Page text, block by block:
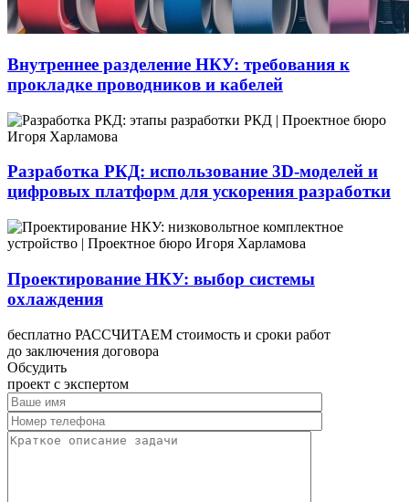
Внутреннее разделение НКУ: требования к
прокладке проводников и кабелей
Разработка РКД: использование 3D-моделей и
цифровых платформ для ускорения разработки
Проектирование НКУ: выбор системы
охлаждения
бесплатно РАССЧИТАЕМ стоимость и сроки работ
до заключения договора
Обсудить
проект с экспертом